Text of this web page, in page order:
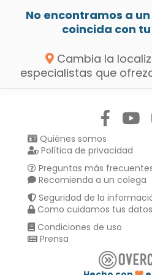
No encontramos a
coincida con
Cambia la
especialistas que
Quiénes somos
Política de privacidad
Preguntas más
Recomienda a un colega
Seguridad de la
Como cuidamos tus datos
Condiciones de uso
Prensa